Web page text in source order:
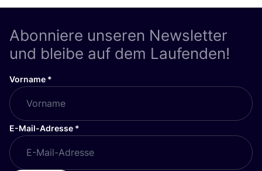
Abonniere unseren Newsletter
und bleibe auf dem Laufenden!
Vorname *
E-Mail-Adresse *